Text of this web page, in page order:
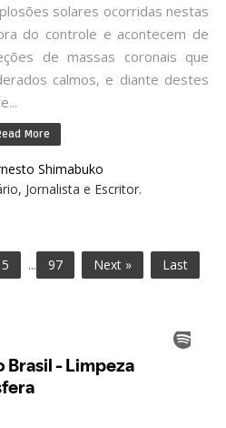
solares ocorridas nestas
do controle e acontecem de
de massas coronais que
calmos, e diante destes
More
Shimabuko
Jornalista e Escritor.
5 ... 97 Next » Last